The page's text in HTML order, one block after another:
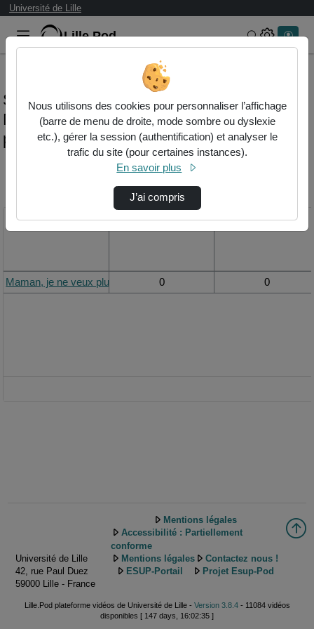
Université de Lille
Lille.Pod Rechercher
Statistiques de visualisation de la vidéo
Maman, je ne veux plus manger de
protéines animales
Titre Vue de la journée Vue du mois
Maman, je ne veux plus manger de protéines animales
0 0
Université de Lille
42, rue Paul Duez
59000 Lille - France
Mentions légales
Accessibilité : Partiellement
conforme
Mentions légales
Contactez nous !
ESUP-Portail
Projet Esup-Pod
Lille.Pod plateforme vidéos de Université de Lille - Version 3.8.4- 11084 vidéos
disponibles [ 147 days, 16:02:35 ]
Nous utilisons des cookies pour personnaliser l’affichage
(barre de menu de droite, mode sombre ou dyslexie
etc.), gérer la session (authentification) et analyser le
trafic du site (pour certaines instances).
En savoir plus
J’ai compris